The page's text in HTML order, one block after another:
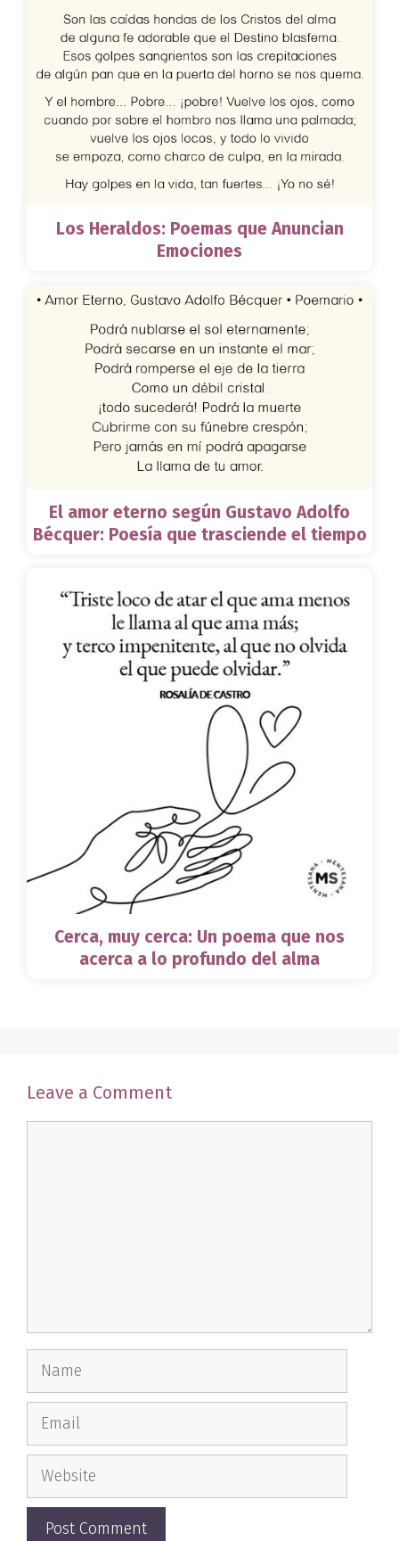
Los Heraldos: Poemas que Anuncian
Emociones
El amor eterno según Gustavo Adolfo
Bécquer: Poesía que trasciende el tiempo
Cerca, muy cerca: Un poema que nos
acerca a lo profundo del alma
Leave a Comment
Name
Email
Website